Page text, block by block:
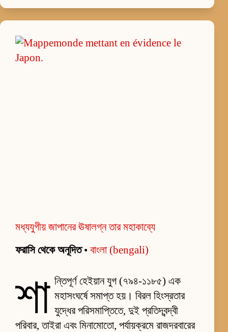
মধ্যযুগীয় জাপানের ঊষালগ্ন তার মহাকাব্যে
ফরাসি থেকে অনূদিত• বাংলা (bengali)
শা ন্তিপূর্ণ হেইয়ান যুগ (৭৯৪-১১৮৫) এক
মহাসংঘর্ষে সমাপ্ত হয়। বিরল হিংস্রতার
যুদ্ধের পরিসমাপ্তিতে, দুই প্রতিদ্বন্দ্বী
পরিবার, তাইরা এবং মিনামোতো, পর্যায়ক্রমে রাজদরবারের